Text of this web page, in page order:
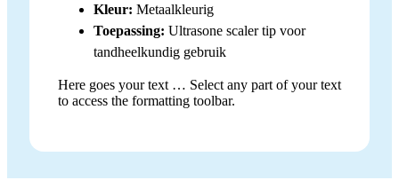
Kleur: Metaalkleurig
Toepassing: Ultrasone scaler tip voor
tandheelkundig gebruik
Here goes your text … Select any part of your text
to access the formatting toolbar.